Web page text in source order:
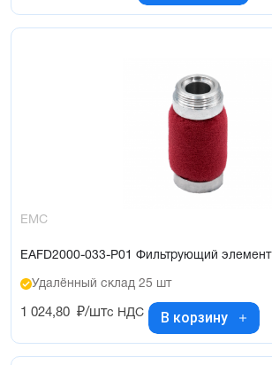
EMC
EAFD2000-033-P01 Фильтрующий элемент
Удалённый склад 25 шт
1 024,80 ₽/штс НДС В корзину